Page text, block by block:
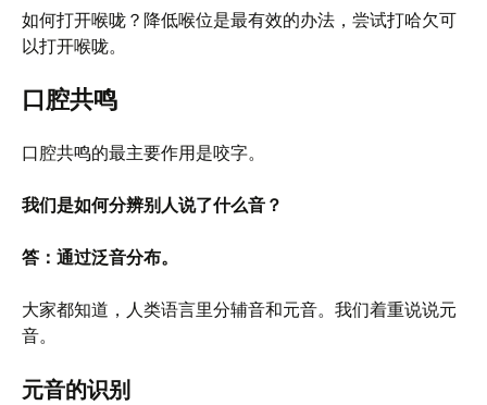
如何打开喉咙？降低喉位是最有效的办法，尝试打哈欠可
以打开喉咙。
口腔共鸣
口腔共鸣的最主要作用是咬字。
我们是如何分辨别人说了什么音？
答：通过泛音分布。
大家都知道，人类语言里分辅音和元音。我们着重说说元
音。
元音的识别